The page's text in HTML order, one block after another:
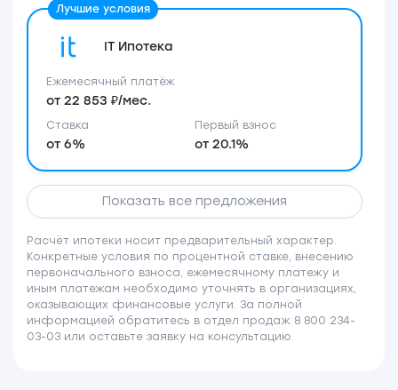
IT Ипотека
Ставка
от 6%
Первый взнос
от 20.1%
Ежемесячный платёж
от 22 853 ₽/мес.
Показать все предложения
Расчёт ипотеки носит предварительный характер.
Конкретные условия по процентной ставке, внесению
первоначального взноса, ежемесячному платежу и
иным платежам необходимо уточнять в организациях,
оказывающих финансовые услуги. За полной
информацией обратитесь в отдел продаж 8 800 234-
03-03 или оставьте заявку на консультацию.